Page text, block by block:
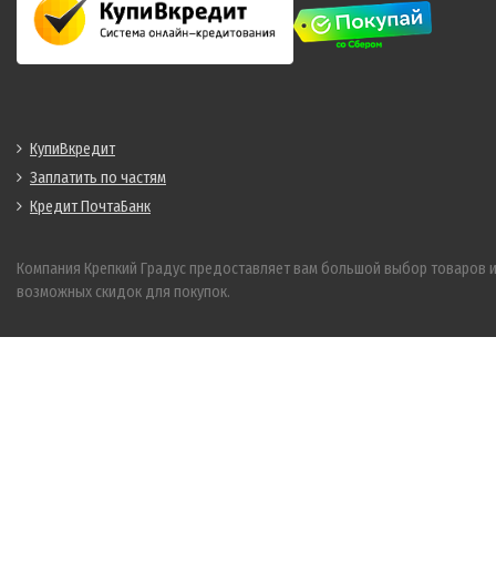
КупиВкредит
Заплатить по частям
Кредит ПочтаБанк
Компания Крепкий Градус предоставляет вам большой выбор товаров и
возможных скидок для покупок.